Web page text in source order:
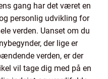
gang har det været en
personlig udvikling for
verden. Uanset om du
der lige er
verden, er der
vil tage dig med på en